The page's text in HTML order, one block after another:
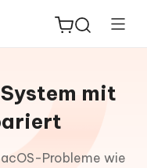
mit
Probleme wie